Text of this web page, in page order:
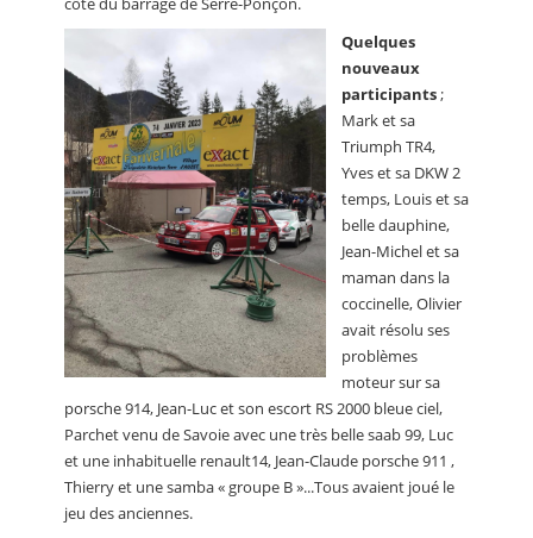
Quelques
nouveaux
participants;
Mark et sa
Triumph TR4,
Yves et sa DKW 2
temps, Louis et sa
belle dauphine,
Jean-Michel et sa
maman dans la
coccinelle, Olivier
avait résolu ses
problèmes
moteur sur sa
porsche 914, Jean-Luc et son escort RS 2000 bleue ciel,
Parchet venu de Savoie avec une très belle saab 99, Luc
et une inhabituelle renault14, Jean-Claude porsche 911 ,
Thierry et une samba « groupe B »...Tous avaient joué le
jeu des anciennes.